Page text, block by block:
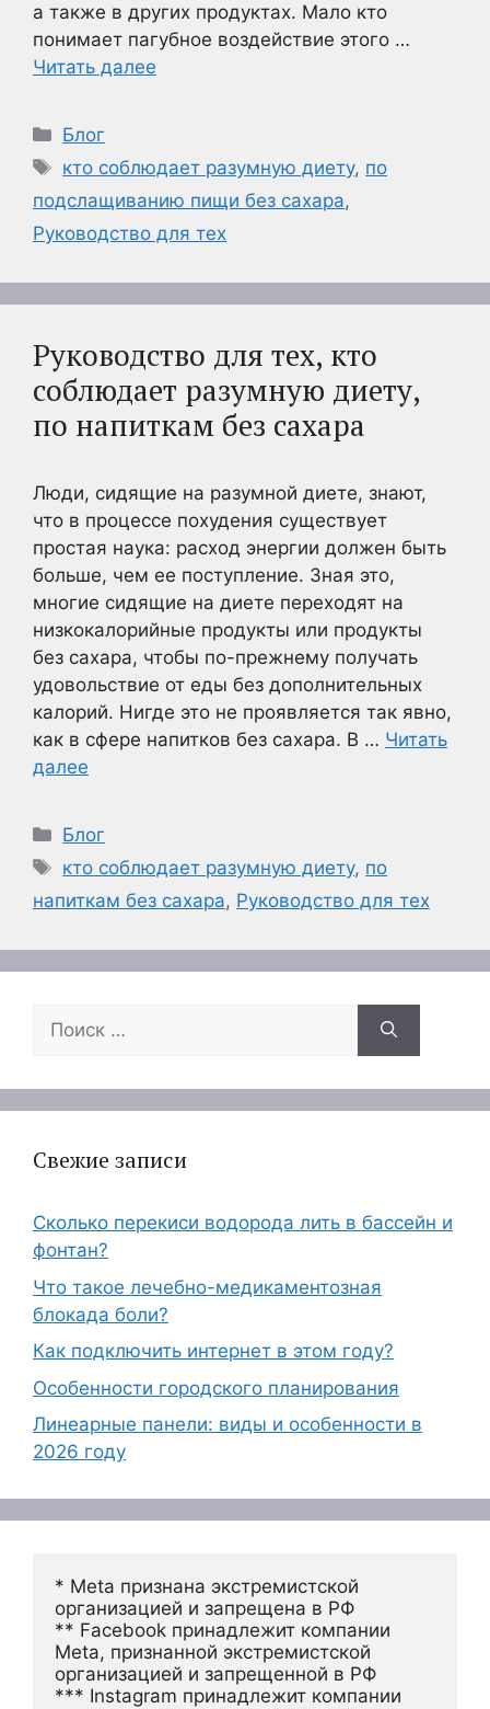
а также в других продуктах. Мало кто
понимает пагубное воздействие этого …
Читать далее
Рубрики
Блог
Метки
кто соблюдает разумную диету, по
подслащиванию пищи без сахара,
Руководство для тех
Руководство для тех, кто
соблюдает разумную диету,
по напиткам без сахара
Люди, сидящие на разумной диете, знают,
что в процессе похудения существует
простая наука: расход энергии должен быть
больше, чем ее поступление. Зная это,
многие сидящие на диете переходят на
низкокалорийные продукты или продукты
без сахара, чтобы по-прежнему получать
удовольствие от еды без дополнительных
калорий. Нигде это не проявляется так явно,
как в сфере напитков без сахара. В … Читать
далее
Рубрики
Блог
Метки
кто соблюдает разумную диету, по
напиткам без сахара, Руководство для тех
Поиск:
Свежие записи
Сколько перекиси водорода лить в бассейн и
фонтан?
Что такое лечебно-медикаментозная
блокада боли?
Как подключить интернет в этом году?
Особенности городского планирования
Линеарные панели: виды и особенности в
2026 году
* Meta признана экстремистской
организацией и запрещена в РФ
** Facebook принадлежит компании
Meta, признанной экстремистской
организацией и запрещенной в РФ
*** Instagram принадлежит компании